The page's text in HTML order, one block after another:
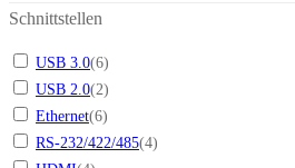
Schnittstellen
USB 3.0(6)
USB 2.0(2)
Ethernet(6)
RS-232/422/485(4)